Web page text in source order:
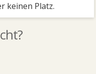
keinen Platz.